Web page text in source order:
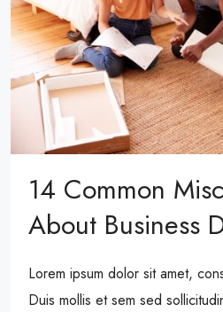
14 Common
About Business
Lorem ipsum dolor sit amet,
Duis mollis et sem sed